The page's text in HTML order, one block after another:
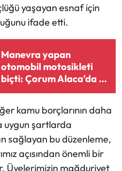
yaşayan esnaf için
ifade etti.
Manevra yapan
otomobil motosikleti
biçti: Çorum Alaca'da 1
kişinin durumu ağır
kamu borçlarının daha
uygun şartlarda
sağlayan bu düzenleme,
açısından önemli bir
Üyelerimizin mağduriyet